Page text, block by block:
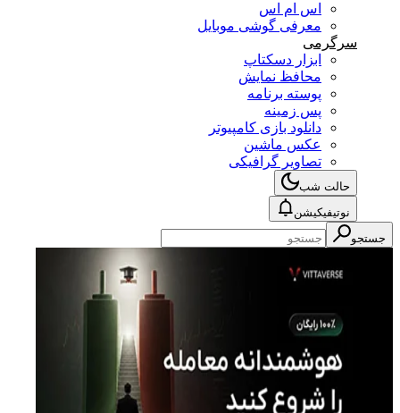
اس ام اس
معرفی گوشی موبایل
سرگرمی
ابزار دسکتاپ
محافظ نمایش
پوسته برنامه
پس زمینه
دانلود بازی کامپیوتر
عکس ماشین
تصاویر گرافیکی
حالت شب
نوتیفیکیشن
جستجو